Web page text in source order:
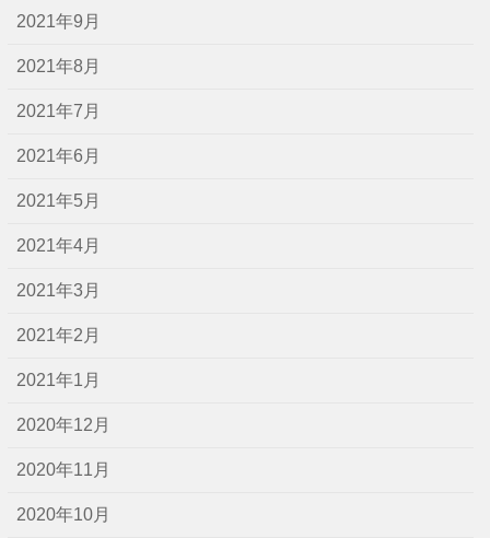
2021年9月
2021年8月
2021年7月
2021年6月
2021年5月
2021年4月
2021年3月
2021年2月
2021年1月
2020年12月
2020年11月
2020年10月